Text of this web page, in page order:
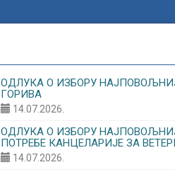
ОДЛУКА О ИЗБОРУ
ГОРИВА
14.07.2026.
ОДЛУКА О ИЗБОРУ
ПОТРЕБЕ КАНЦЕЛАРИЈЕ ЗА
14.07.2026.